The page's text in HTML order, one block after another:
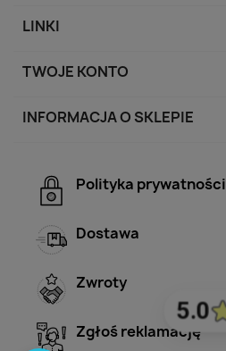
LINKI
TWOJE KONTO
INFORMACJA O SKLEPIE
Polityka prywatności
Dostawa
Zwroty
Zgłoś reklamację